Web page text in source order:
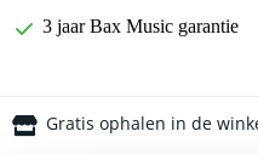
3 jaar Bax Music garantie
Gratis ophalen in de